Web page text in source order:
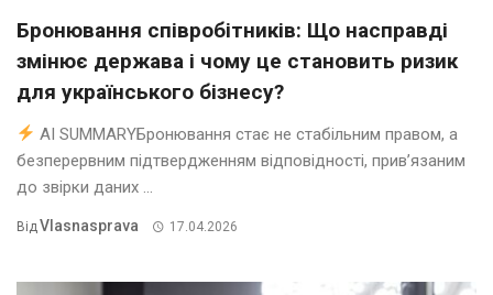
Бронювання співробітників: Що насправді
змінює держава і чому це становить ризик
для українського бізнесу?
AI SUMMARYБронювання стає не стабільним правом, а
безперервним підтвердженням відповідності, прив’язаним
до звірки даних ...
ВідVlasnasprava 17.04.2026